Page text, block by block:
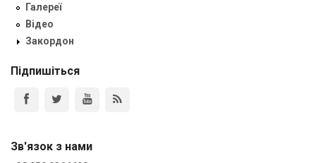
Галереї
Відео
Закордон
Підпишіться
Зв'язок з нами